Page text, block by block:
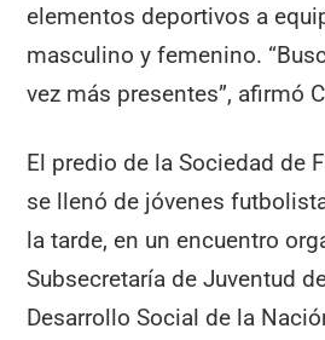
elementos deportivos a
masculino y femenino.
vez más presentes”, afirmó
El predio de la Sociedad de
se llenó de jóvenes
la tarde, en un encuentro
Subsecretaría de Juventud
Desarrollo Social de la